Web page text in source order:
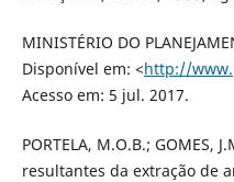
MINISTÉRIO DO
Disponível em: <http://
Acesso em: 5 jul. 2017.
PORTELA, M.O.B.; GOMES,
resultantes da extração de